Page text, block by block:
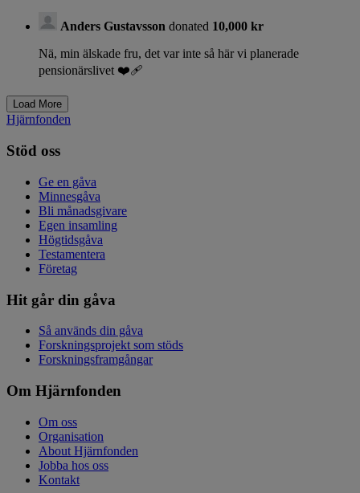
Anders Gustavsson donated 10,000 kr
Nä, min älskade fru, det var inte så här vi planerade
pensionärslivet ❤️‍🩹
Hjärnfonden
Stöd oss
Ge en gåva
Minnesgåva
Bli månadsgivare
Egen insamling
Högtidsgåva
Testamentera
Företag
Hit går din gåva
Så används din gåva
Forskningsprojekt som stöds
Forskningsframgångar
Om Hjärnfonden
Om oss
Organisation
About Hjärnfonden
Jobba hos oss
Kontakt